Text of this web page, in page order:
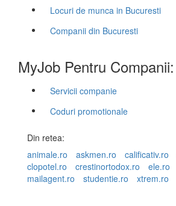
Locuri de munca in Bucuresti
Companii din Bucuresti
MyJob Pentru Companii:
Servicii companie
Coduri promotionale
Din retea:
animale.ro
askmen.ro calificativ.ro
clopotel.ro
crestinortodox.ro ele.ro
mailagent.ro
studentie.ro xtrem.ro